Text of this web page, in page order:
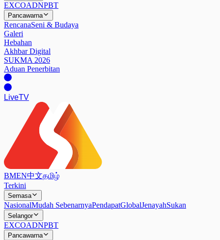
EXCOADNPBT
Pancawarna
RencanaSeni & Budaya
Galeri
Hebahan
Akhbar Digital
SUKMA 2026
Aduan Penerbitan
LiveTV
BMEN中文தமிழ்
Terkini
Semasa
NasionalMudah SebenarnyaPendapatGlobalJenayahSukan
Selangor
EXCOADNPBT
Pancawarna